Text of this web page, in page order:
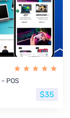
POS
$35